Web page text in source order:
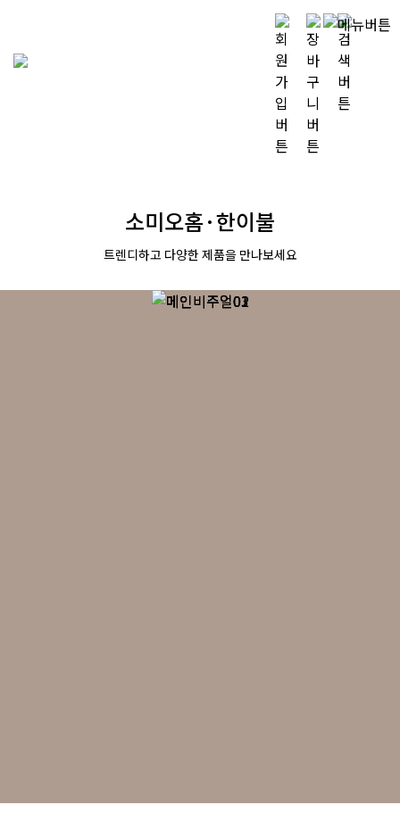
소미오홈·한이불
트렌디하고 다양한 제품을 만나보세요